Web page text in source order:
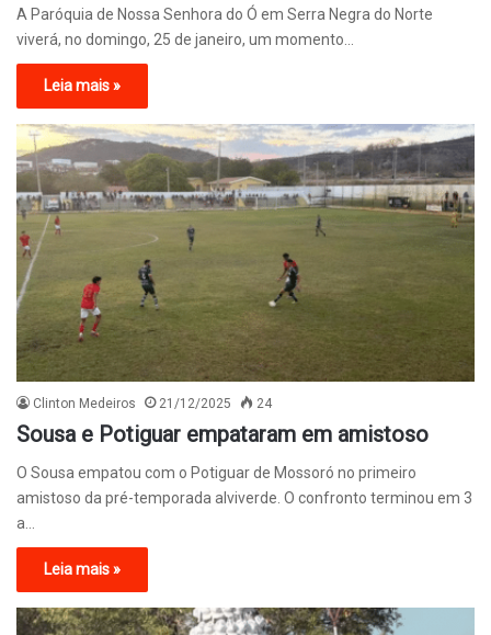
A Paróquia de Nossa Senhora do Ó em Serra Negra do Norte
viverá, no domingo, 25 de janeiro, um momento…
Leia mais »
Clinton Medeiros 21/12/2025 24
Sousa e Potiguar empataram em amistoso
O Sousa empatou com o Potiguar de Mossoró no primeiro
amistoso da pré-temporada alviverde. O confronto terminou em 3
a…
Leia mais »